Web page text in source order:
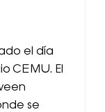
el día
CEMU. El
se